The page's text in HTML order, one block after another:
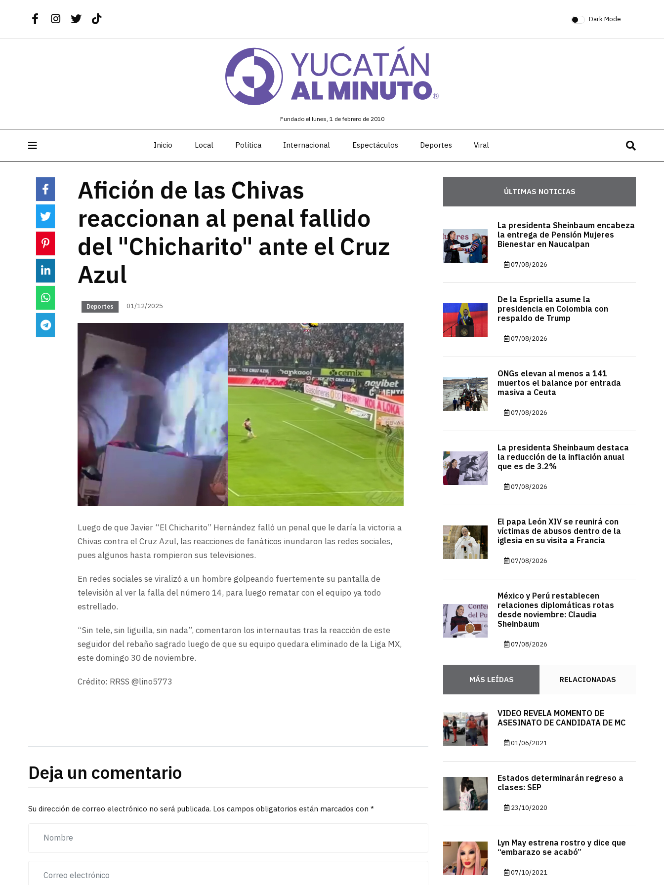
Dark Mode
Fundado el lunes, 1 de febrero de 2010
Inicio Local Política Internacional Espectáculos Deportes Viral
Afición de las Chivas
reaccionan al penal fallido
del "Chicharito" ante el Cruz
Azul
Deportes 01/12/2025
Luego de que Javier “El Chicharito” Hernández falló un penal que le daría la victoria a
Chivas contra el Cruz Azul, las reacciones de fanáticos inundaron las redes sociales,
pues algunos hasta rompieron sus televisiones.
En redes sociales se viralizó a un hombre golpeando fuertemente su pantalla de
televisión al ver la falla del número 14, para luego rematar con el equipo ya todo
estrellado.
“Sin tele, sin liguilla, sin nada”, comentaron los internautas tras la reacción de este
seguidor del rebaño sagrado luego de que su equipo quedara eliminado de la Liga MX,
este domingo 30 de noviembre.
Crédito: RRSS @lino5773
Deja un comentario
Su dirección de correo electrónico no será publicada. Los campos obligatorios están marcados con *
ÚLTIMAS NOTICIAS
La presidenta Sheinbaum encabeza
la entrega de Pensión Mujeres
Bienestar en Naucalpan
07/08/2026
De la Espriella asume la
presidencia en Colombia con
respaldo de Trump
07/08/2026
ONGs elevan al menos a 141
muertos el balance por entrada
masiva a Ceuta
07/08/2026
La presidenta Sheinbaum destaca
la reducción de la inflación anual
que es de 3.2%
07/08/2026
El papa León XIV se reunirá con
víctimas de abusos dentro de la
iglesia en su visita a Francia
07/08/2026
México y Perú restablecen
relaciones diplomáticas rotas
desde noviembre: Claudia
Sheinbaum
07/08/2026
MÁS LEÍDAS RELACIONADAS
VIDEO REVELA MOMENTO DE
ASESINATO DE CANDIDATA DE MC
01/06/2021
Estados determinarán regreso a
clases: SEP
23/10/2020
Lyn May estrena rostro y dice que
“embarazo se acabó”
07/10/2021